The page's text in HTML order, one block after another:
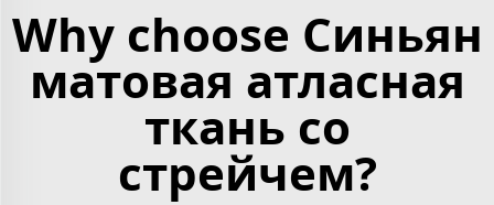
Why choose Синьян
матовая атласная
ткань со
стрейчем?